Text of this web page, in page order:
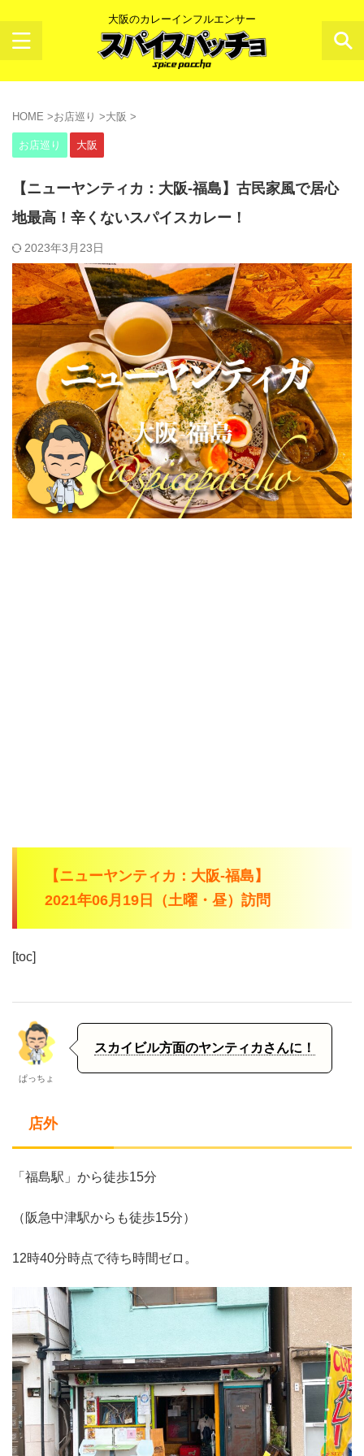
大阪のカレーインフルエンサー
HOME >お店巡り >大阪 >
お店巡り 大阪
【ニューヤンティカ：大阪-福島】古民家風で居心
地最高！辛くないスパイスカレー！
2023年3月23日
【ニューヤンティカ：大阪-福島】
2021年06月19日（土曜・昼）訪問
[toc]
ぱっちょ
スカイビル方面のヤンティカさんに！
店外
「福島駅」から徒歩15分
（阪急中津駅からも徒歩15分）
12時40分時点で待ち時間ゼロ。